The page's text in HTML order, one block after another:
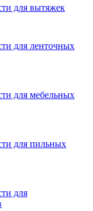
для вытяжек
для ленточных
для мебельных
для пильных
для